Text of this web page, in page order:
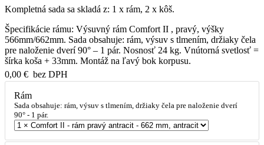
Kompletná sada sa skladá z: 1 x rám, 2 x kôš.
Špecifikácie rámu: Výsuvný rám Comfort II , pravý, výšky
566mm/662mm. Sada obsahuje: rám, výsuv s tlmením, držiaky čela
pre naloženie dverí 90° – 1 pár. Nosnosť 24 kg. Vnútorná svetlosť =
šírka koša + 33mm. Montáž na ľavý bok korpusu.
0,00 € bez DPH
Rám
Sada obsahuje: rám, výsuv s tlmením, držiaky čela pre naloženie dverí
90° - 1 pár.